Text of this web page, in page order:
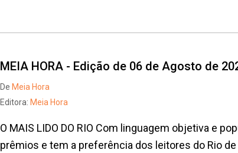
MEIA HORA - Edição de 06 de Agosto de
De Meia Hora
Editora: Meia Hora
O MAIS LIDO DO RIO Com linguagem objetiva e
prêmios e tem a preferência dos leitores do Rio de